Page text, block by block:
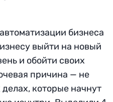
бизнеса
выйти на новый
и обойти своих
причина — не
которые начнут